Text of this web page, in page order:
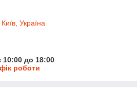
Україна
10:00 до 18:00
роботи